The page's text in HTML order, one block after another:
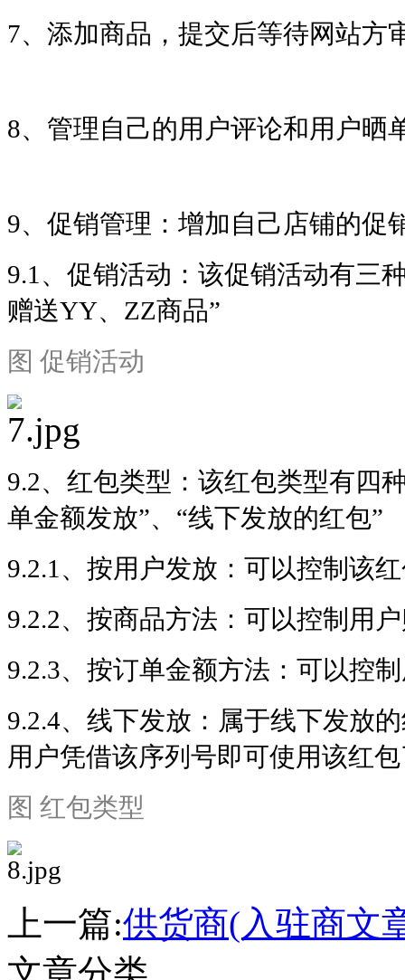
7、添加商品，提交后等待网站方
8、管理自己的用户评论和用户晒
9、促销管理：增加自己店铺的促
9.1、促销活动：该促销活动有三
赠送YY、ZZ商品”
图 促销活动
9.2、 红包类型：该红包类型有四
单金额发放”、“线下发放的红包”
9.2.1、按用户发放：可以控制该
9.2.2、按商品方法：可以控制用
9.2.3、按订单金额方法：可以控
9.2.4、线下发放：属于线下发放
用户凭借该序列号即可使用该红
图 红包类型
上一篇:供货商(入驻商文
文章分类